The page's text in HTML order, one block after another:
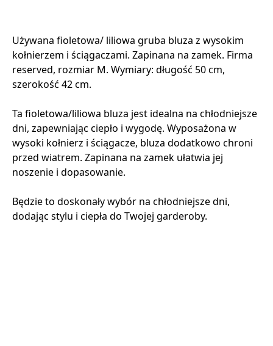
Używana fioletowa/ liliowa gruba bluza z wysokim
kołnierzem i ściągaczami. Zapinana na zamek. Firma
reserved, rozmiar M. Wymiary: długość 50 cm,
szerokość 42 cm.
Ta fioletowa/liliowa bluza jest idealna na chłodniejsze
dni, zapewniając ciepło i wygodę. Wyposażona w
wysoki kołnierz i ściągacze, bluza dodatkowo chroni
przed wiatrem. Zapinana na zamek ułatwia jej
noszenie i dopasowanie.
Będzie to doskonały wybór na chłodniejsze dni,
dodając stylu i ciepła do Twojej garderoby.